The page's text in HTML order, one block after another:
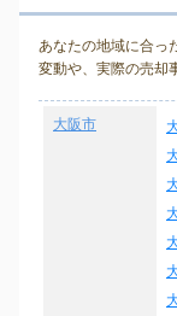
あなたの地域に合っ
変動や、実際の売却
大阪市